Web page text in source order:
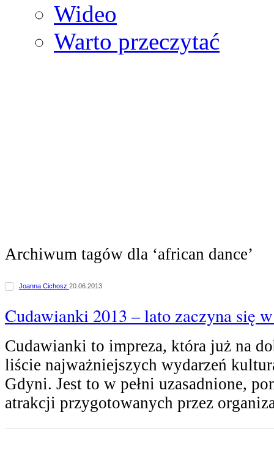
Wideo
Warto przeczytać
Archiwum tagów dla ‘african dance’
Joanna Cichosz 20.06.2013
Cudawianki 2013 – lato zaczyna się
Cudawianki to impreza, która już na
liście najważniejszych wydarzeń
Gdyni. Jest to w pełni uzasadnione,
atrakcji przygotowanych przez